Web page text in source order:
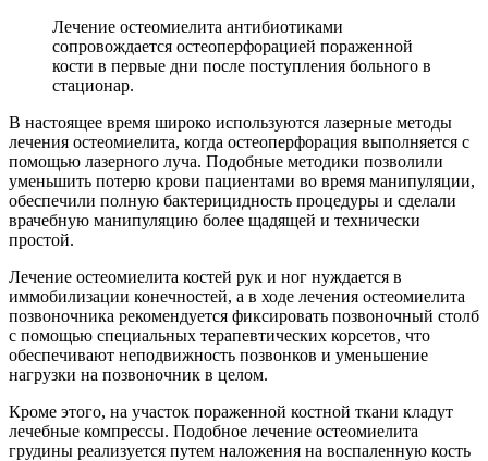
Лечение остеомиелита антибиотиками
сопровождается остеоперфорацией пораженной
кости в первые дни после поступления больного в
стационар.
В настоящее время широко используются лазерные методы
лечения остеомиелита, когда остеоперфорация выполняется с
помощью лазерного луча. Подобные методики позволили
уменьшить потерю крови пациентами во время манипуляции,
обеспечили полную бактерицидность процедуры и сделали
врачебную манипуляцию более щадящей и технически
простой.
Лечение остеомиелита костей рук и ног нуждается в
иммобилизации конечностей, а в ходе лечения остеомиелита
позвоночника рекомендуется фиксировать позвоночный столб
с помощью специальных терапевтических корсетов, что
обеспечивают неподвижность позвонков и уменьшение
нагрузки на позвоночник в целом.
Кроме этого, на участок пораженной костной ткани кладут
лечебные компрессы. Подобное лечение остеомиелита
грудины реализуется путем наложения на воспаленную кость